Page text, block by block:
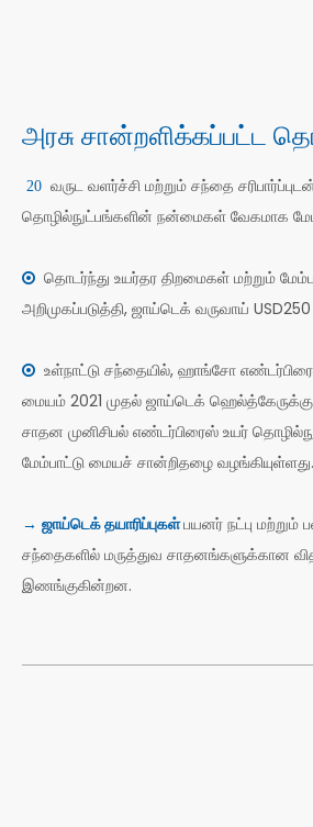
அரசு சான்றளிக்கப்பட்ட
20 வருட வளர்ச்சி மற்றும் சந்தை
தொழில்நுட்பங்களின் நன்மைகள் வேகமாக
 தொடர்ந்து உயர்தர திறமைகள் மற்றும்
அறிமுகப்படுத்தி, ஜாய்டெக் வருவாய்
 உள்நாட்டு சந்தையில், ஹாங்சோ
மையம் 2021 முதல் ஜாய்டெக் ஹெல்த்கேருக்கு
சாதன முனிசிபல் எண்டர்பிரைஸ் உயர்
மேம்பாட்டு மையச் சான்றிதழை வழங்கியுள்ளது.
→ ஜாய்டெக் தயாரிப்புகள்பயனர் நட்பு மற்றும்
சந்தைகளில் மருத்துவ சாதனங்களுக்கான
இணங்குகின்றன.